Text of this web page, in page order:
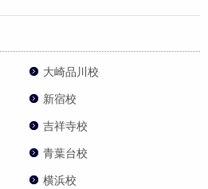
大崎品川校
新宿校
吉祥寺校
青葉台校
横浜校